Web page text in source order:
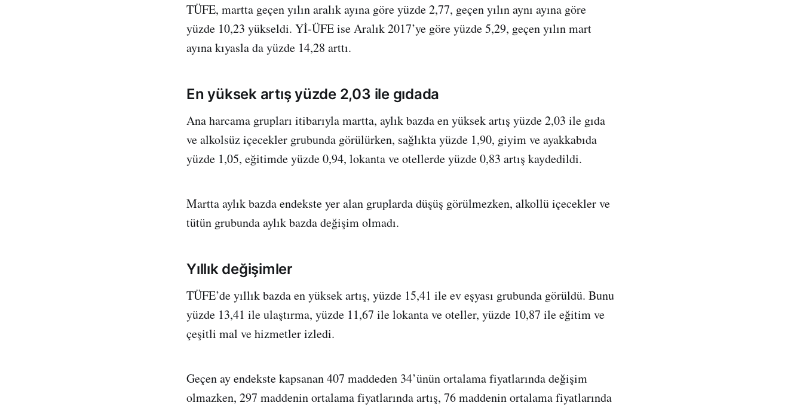
TÜFE, martta geçen yılın aralık ayına göre yüzde 2,77, geçen yılın aynı ayına göre
yüzde 10,23 yükseldi. Yİ-ÜFE ise Aralık 2017’ye göre yüzde 5,29, geçen yılın mart
ayına kıyasla da yüzde 14,28 arttı.
En yüksek artış yüzde 2,03 ile gıdada
Ana harcama grupları itibarıyla martta, aylık bazda en yüksek artış yüzde 2,03 ile gıda
ve alkolsüz içecekler grubunda görülürken, sağlıkta yüzde 1,90, giyim ve ayakkabıda
yüzde 1,05, eğitimde yüzde 0,94, lokanta ve otellerde yüzde 0,83 artış kaydedildi.
Martta aylık bazda endekste yer alan gruplarda düşüş görülmezken, alkollü içecekler ve
tütün grubunda aylık bazda değişim olmadı.
Yıllık değişimler
TÜFE’de yıllık bazda en yüksek artış, yüzde 15,41 ile ev eşyası grubunda görüldü. Bunu
yüzde 13,41 ile ulaştırma, yüzde 11,67 ile lokanta ve oteller, yüzde 10,87 ile eğitim ve
çeşitli mal ve hizmetler izledi.
Geçen ay endekste kapsanan 407 maddeden 34’ünün ortalama fiyatlarında değişim
olmazken, 297 maddenin ortalama fiyatlarında artış, 76 maddenin ortalama fiyatlarında